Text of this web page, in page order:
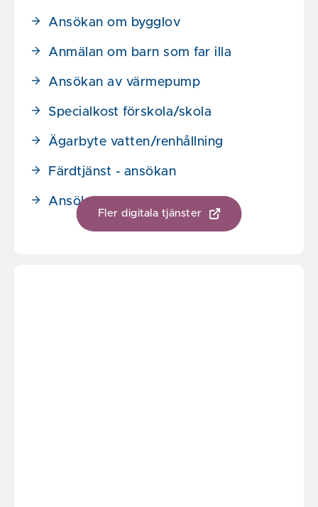
Ansökan om bygglov
Anmälan om barn som far illa
Ansökan av värmepump
Specialkost förskola/skola
Ägarbyte vatten/renhållning
Färdtjänst - ansökan
Ansökan om barnomsorg
Fler digitala tjänster